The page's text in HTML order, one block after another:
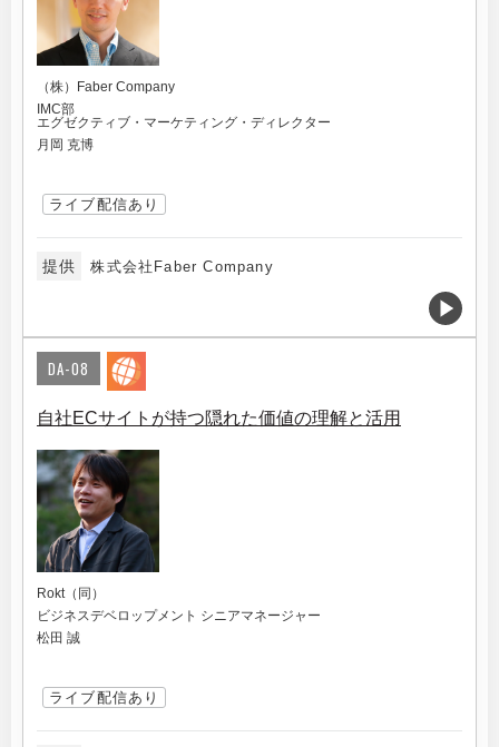
（株）Faber Company
IMC部
エグゼクティブ・マーケティング・ディレクター
月岡 克博
ライブ配信あり
提供 株式会社Faber Company
DA-08
自社ECサイトが持つ隠れた価値の理解と活用
Rokt（同）
ビジネスデベロップメント シニアマネージャー
松田 誠
ライブ配信あり